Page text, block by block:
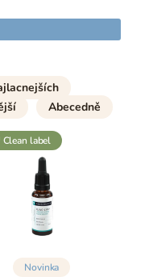
Abecedně
clean label
Novinka